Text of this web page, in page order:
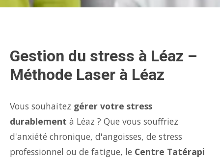
Gestion du stress à Léaz –
Méthode Laser à Léaz
Vous souhaitez gérer votre stress
durablement à Léaz ? Que vous souffriez
d'anxiété chronique, d'angoisses, de stress
professionnel ou de fatigue, le Centre Tatérapi